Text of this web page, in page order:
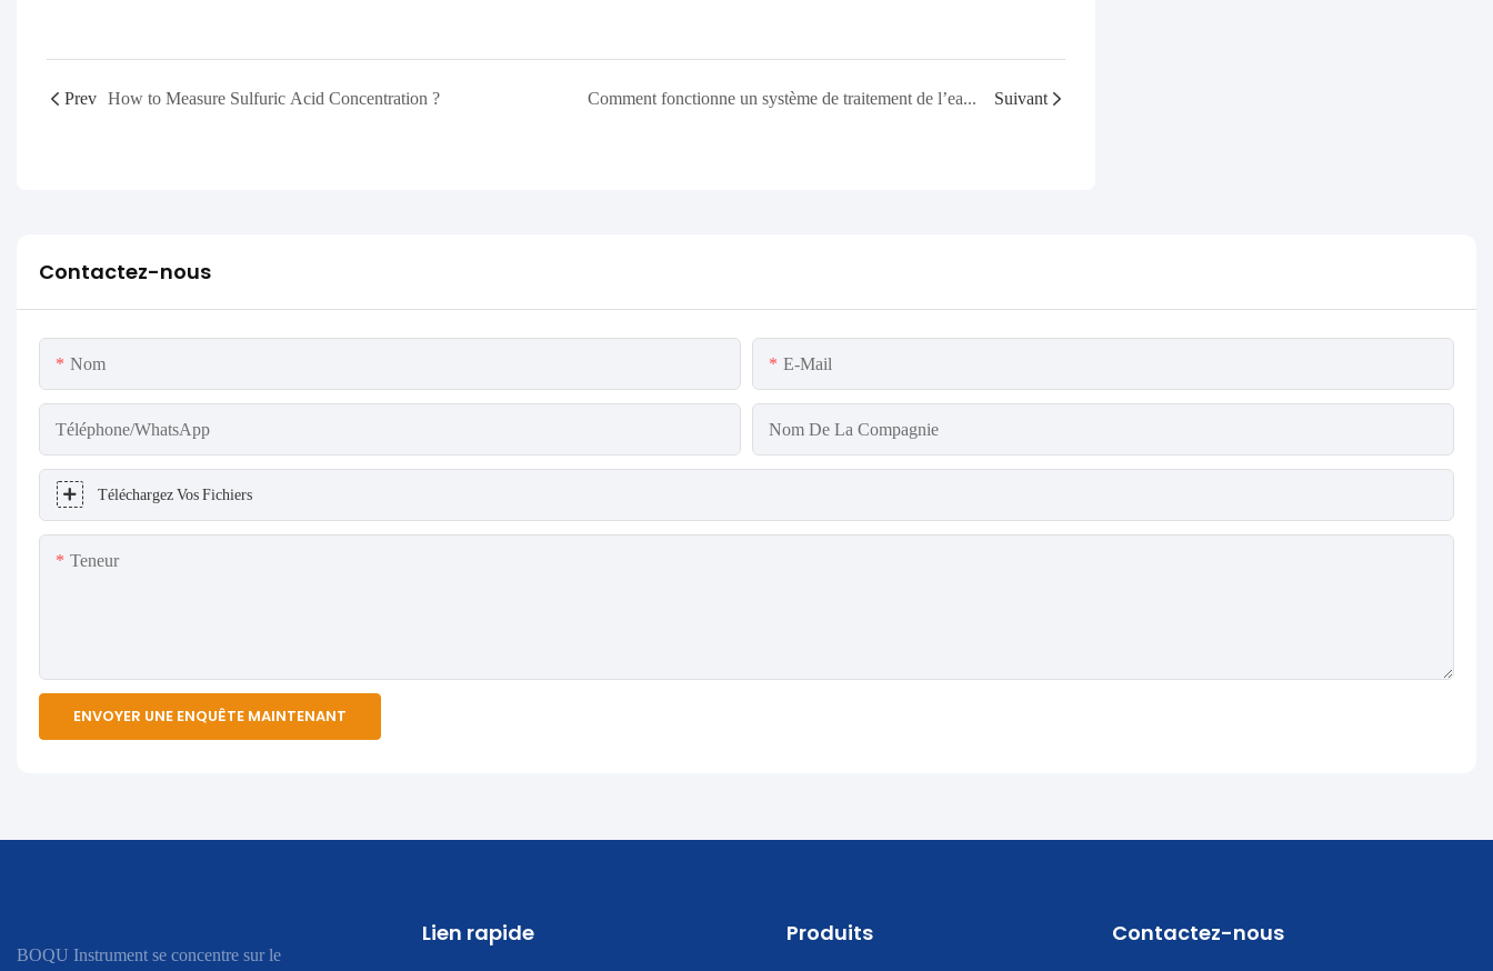
Prev How to Measure Sulfuric Acid Concentration ? Comment fonctionne un système de traitement de l’eau d’une tour de refroidissement Suivant
Contactez-nous
Nom E-Mail
Téléphone/WhatsApp Nom De La Compagnie
Téléchargez Vos Fichiers
Teneur
ENVOYER UNE ENQUÊTE MAINTENANT
BOQU Instrument se concentre sur le
Lien rapide Produits Contactez-nous